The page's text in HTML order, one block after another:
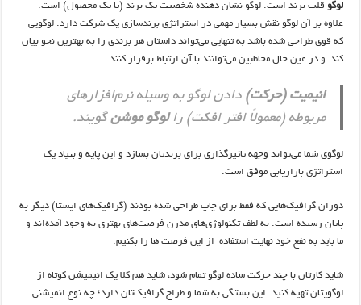
لوگو قلب برند است. لوگو نشان دهنده شخصیت یک برند (یا یک محصول) است.
علاوه بر آن لوگو نقش بسیار مهمی در استراتژی برندسازی یک شرکت دارد. لوگویی
که قوی طراحی شده باشد به تنهایی می‌تواند داستان هر برندی را به بهترین نحو بیان
کند و در عین حال مخاطبین می‌توانند با آن ارتباط برقرار کنند.
انیمیت (حرکت) دادن لوگو به وسیله نرم‌افزارهای
مربوطه (معمولاً افتر افکت) رالوگو موشنگویند.
لوگوی شما می‌تواند وجهه تاثیرگذاری برای برندتان بسازد و این پایه و بنیاد یک
استراتژی بازاریابی موفق است.
دوران گرافیک‌هایی که فقط برای چاپ طراحی شده بودند (گرافیک‌های ایستا) دیگر به
پایان رسیده است. به لطف تکنولوژی‌های مدرن فرصت‌های بهتری به وجود آمده‌‌اند و
ما باید به نفع خود نهایت استفاده از این فرصت ها را بکنیم.
شاید کارتان با چند حرکت ساده لوگو تمام شود، شاید هم کلا یک انیمیشن کوتاه از
لوگویتان تهیه کنید. این بستگی به شما و طراح گرافیک‌تان دارد؛ چه نوع انمیشنی